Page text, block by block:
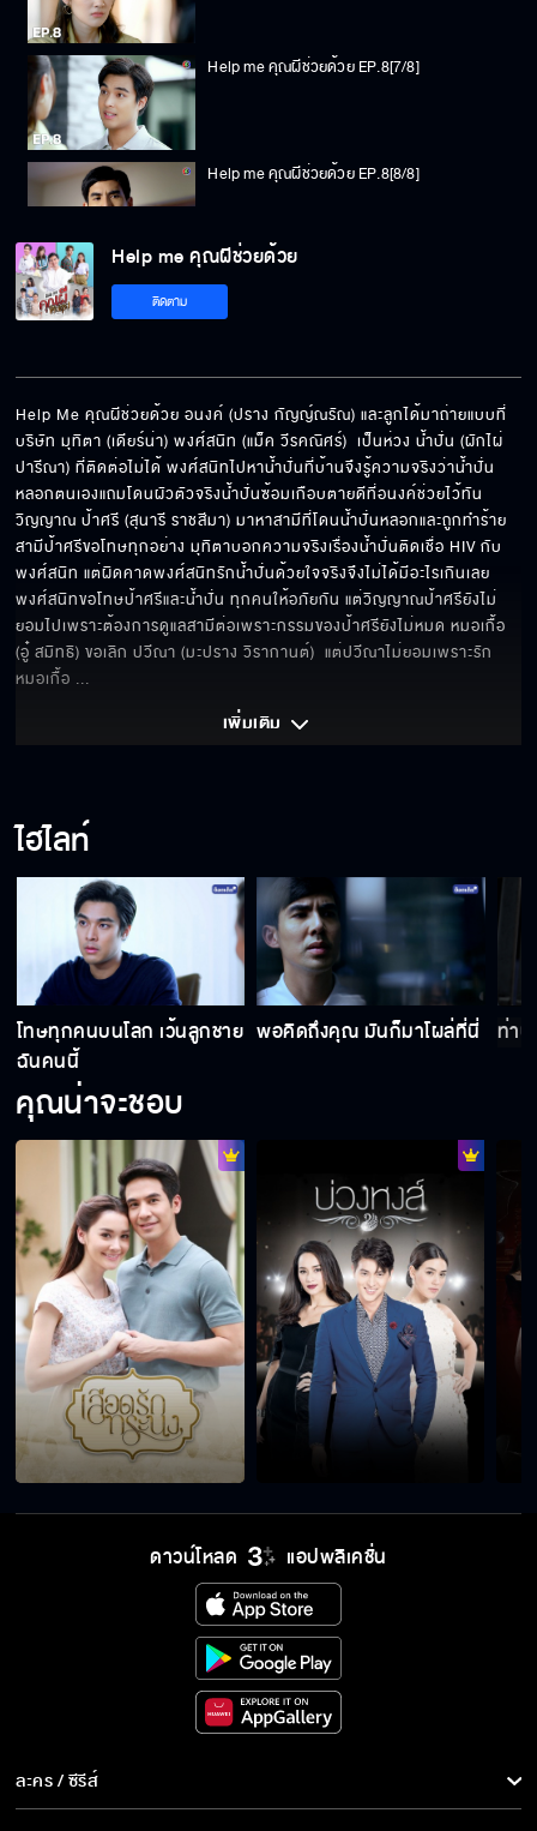
Help me คุณผีช่วยด้วย EP.8[7/8]
Help me คุณผีช่วยด้วย EP.8[8/8]
Help me คุณผีช่วยด้วย
ติดตาม
Help Me คุณผีช่วยด้วย อนงค์ (ปราง กัญญ์ณรัณ) และลูกได้มาถ่ายแบบที่
บริษัท มุทิตา (เดียร์น่า) พงศ์สนิท (แม็ค วีรคณิศร์)  เป็นห่วง น้ำปั่น (ผักไผ่
ปารีณา) ที่ติดต่อไม่ได้ พงศ์สนิทไปหาน้ำปั่นที่บ้านจึงรู้ความจริงว่าน้ำปั่น
หลอกตนเองแถมโดนผัวตัวจริงน้ำปั่นซ้อมเกือบตายดีที่อนงค์ช่วยไว้ทัน
วิญญาณ ป้าศรี (สุนารี ราชสีมา) มาหาสามีที่โดนน้ำปั่นหลอกและถูกทำร้าย
สามีป้าศรีขอโทษทุกอย่าง มุทิตาบอกความจริงเรื่องน้ำปั่นติดเชื่อ HIV กับ
พงศ์สนิท แต่ผิดคาดพงศ์สนิทรักน้ำปั่นด้วยใจจริงจึงไม่ได้มีอะไรเกินเลย
พงศ์สนิทขอโทษป้าศรีและน้ำปั่น ทุกคนให้อภัยกัน แต่วิญญาณป้าศรียังไม่
ยอมไปเพราะต้องการดูแลสามีต่อเพราะกรรมของป้าศรียังไม่หมด หมอเกื้อ
(อู๋ สมิทธิ) ขอเลิก ปวีณา (มะปราง วิรากานต์)  แต่ปวีณาไม่ยอมเพราะรัก
หมอเกื้อ ...
เพิ่มเติม
ไฮไลท์
โทษทุกคนบนโลก เว้นลูกชาย
ฉันคนนี้
พอคิดถึงคุณ มันก็มาโผล่ที่นี่ ท่าน
คุณน่าจะชอบ
ดาวน์โหลด แอปพลิเคชั่น
ละคร / ซีรีส์
ละคร/ซีรีส์